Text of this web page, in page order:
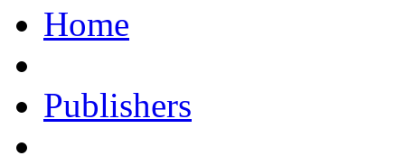
Home
Publishers